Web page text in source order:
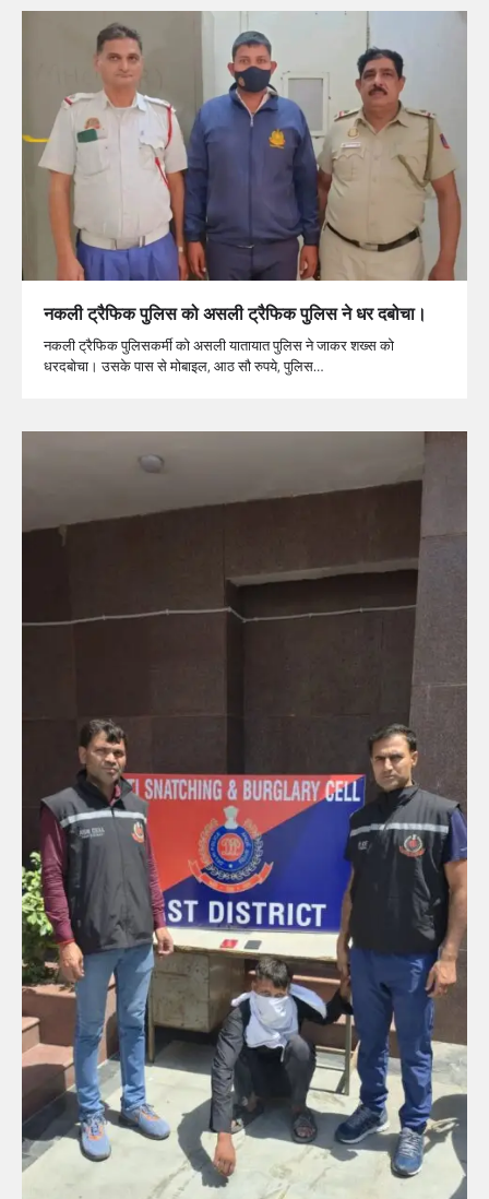
नकली ट्रैफिक पुलिस को असली ट्रैफिक पुलिस ने धर दबोचा।
नकली ट्रैफिक पुलिसकर्मी को असली यातायात पुलिस ने जाकर शख्स को
धरदबोचा। उसके पास से मोबाइल, आठ सौ रुपये, पुलिस…